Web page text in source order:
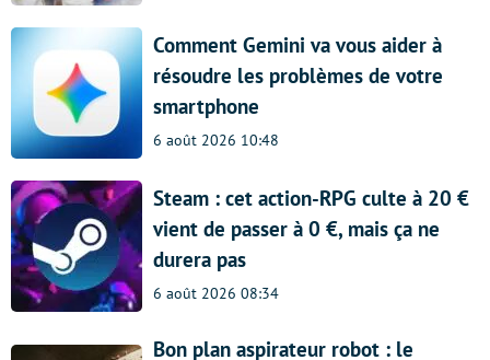
Comment Gemini va vous aider à
résoudre les problèmes de votre
smartphone
6 août 2026 10:48
Steam : cet action-RPG culte à 20 €
vient de passer à 0 €, mais ça ne
durera pas
6 août 2026 08:34
Bon plan aspirateur robot : le